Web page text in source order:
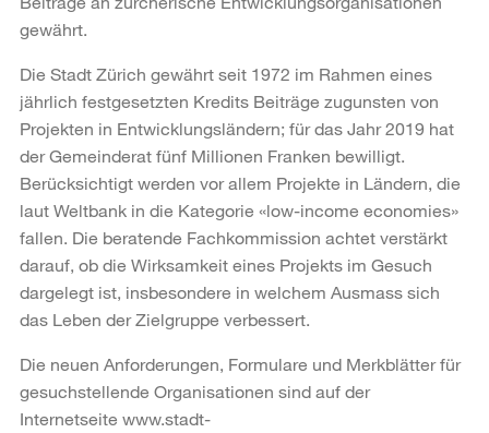
gewährt.
Die Stadt Zürich gewährt seit 1972 im Rahmen eines
jährlich festgesetzten Kredits Beiträge zugunsten von
Projekten in Entwicklungsländern; für das Jahr 2019 hat
der Gemeinderat fünf Millionen Franken bewilligt.
Berücksichtigt werden vor allem Projekte in Ländern, die
laut Weltbank in die Kategorie «low-income economies»
fallen. Die beratende Fachkommission achtet verstärkt
darauf, ob die Wirksamkeit eines Projekts im Gesuch
dargelegt ist, insbesondere in welchem Ausmass sich
das Leben der Zielgruppe verbessert.
Die neuen Anforderungen, Formulare und Merkblätter für
gesuchstellende Organisationen sind auf der
Internetseite www.stadt-